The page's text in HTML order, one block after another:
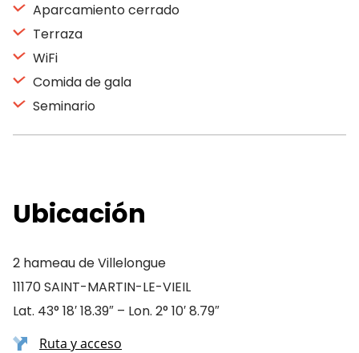
Aparcamiento cerrado
Terraza
WiFi
Comida de gala
Seminario
Ubicación
2 hameau de Villelongue
11170 SAINT-MARTIN-LE-VIEIL
Lat. 43° 18′ 18.39″ – Lon. 2° 10′ 8.79″
Ruta y acceso